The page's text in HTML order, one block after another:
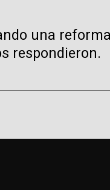
una
respondieron.